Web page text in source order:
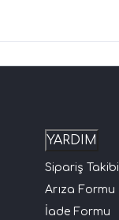
YARDIM
Sipariş Takibi
Arıza Formu
İade Formu